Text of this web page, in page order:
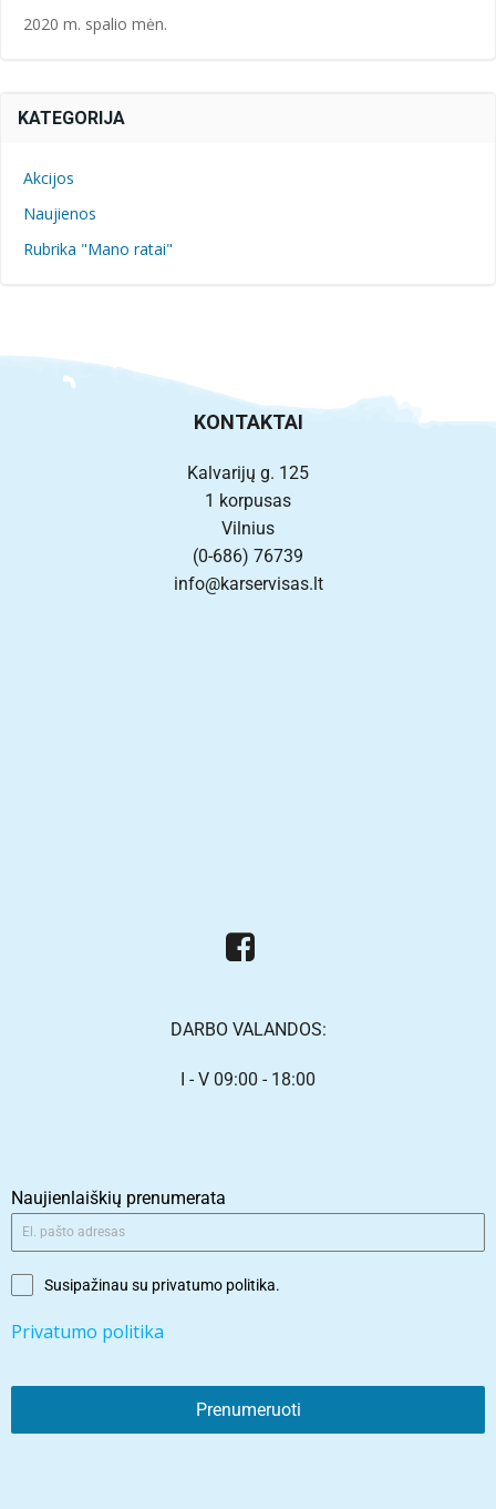
2020 m. spalio mėn.
KATEGORIJA
Akcijos
Naujienos
Rubrika "Mano ratai"
KONTAKTAI
Kalvarijų g. 125
1 korpusas
Vilnius
(0-686) 76739
info@karservisas.lt
DARBO VALANDOS:
I - V 09:00 - 18:00
Naujienlaiškių prenumerata
Susipažinau su privatumo politika.
Privatumo politika
Prenumeruoti